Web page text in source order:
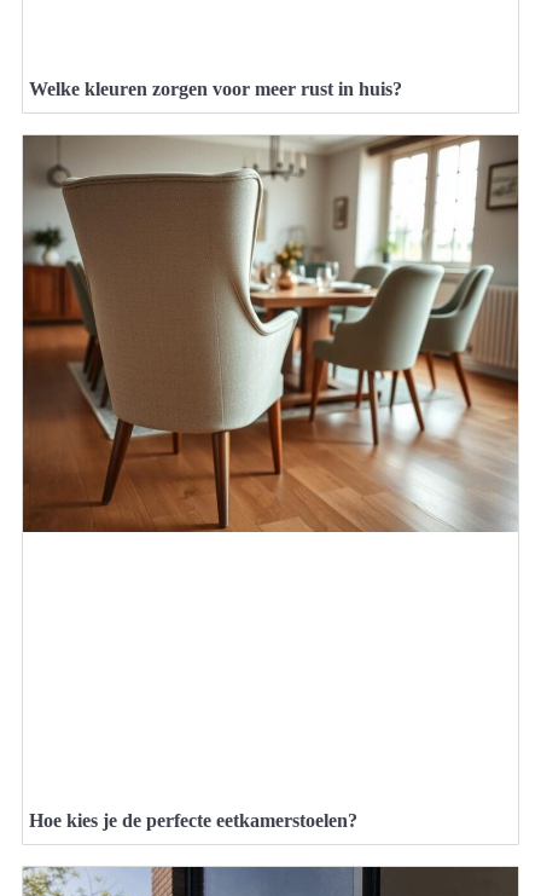
Welke kleuren zorgen voor meer rust in huis?
Hoe kies je de perfecte eetkamerstoelen?